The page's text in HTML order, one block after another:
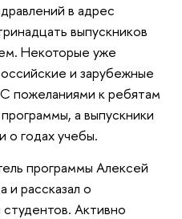
в адрес
выпускников
Некоторые уже
и зарубежные
пожеланиями к ребятам
а выпускники
о годах учебы.
программы Алексей
и рассказал о
Активно